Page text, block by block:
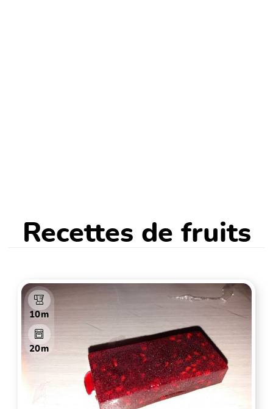
Recettes de fruits
10m
20m